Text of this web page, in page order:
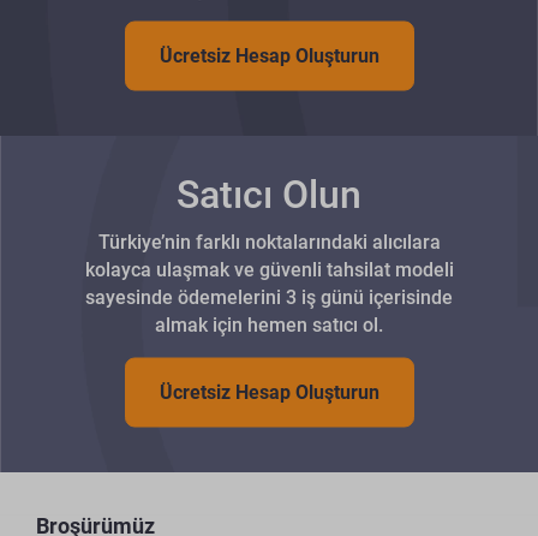
Ücretsiz Hesap Oluşturun
Satıcı Olun
Türkiye’nin farklı noktalarındaki alıcılara
kolayca ulaşmak ve güvenli tahsilat modeli
sayesinde ödemelerini 3 iş günü içerisinde
almak için hemen satıcı ol.
Ücretsiz Hesap Oluşturun
Broşürümüz